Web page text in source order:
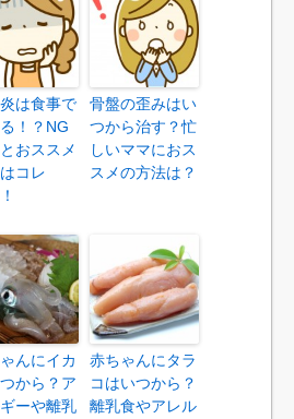
は食事で
！？NG
おススメ
コレ
骨盤の歪みはい
つから治す？忙
しいママにおス
スメの方法は？
んにイカ
から？ア
ーや離乳
赤ちゃんにタラ
コはいつから？
離乳食やアレル